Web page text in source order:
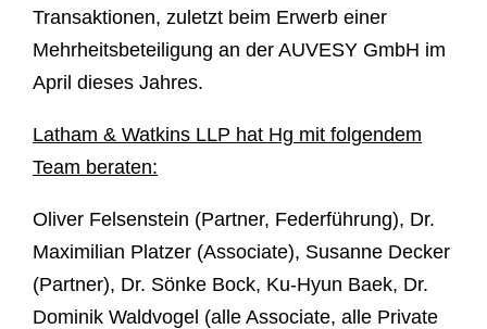
Transaktionen, zuletzt beim Erwerb einer
Mehrheitsbeteiligung an der AUVESY GmbH im
April dieses Jahres.
Latham & Watkins LLP hat Hg mit folgendem
Team beraten:
Oliver Felsenstein (Partner, Federführung), Dr.
Maximilian Platzer (Associate), Susanne Decker
(Partner), Dr. Sönke Bock, Ku-Hyun Baek, Dr.
Dominik Waldvogel (alle Associate, alle Private